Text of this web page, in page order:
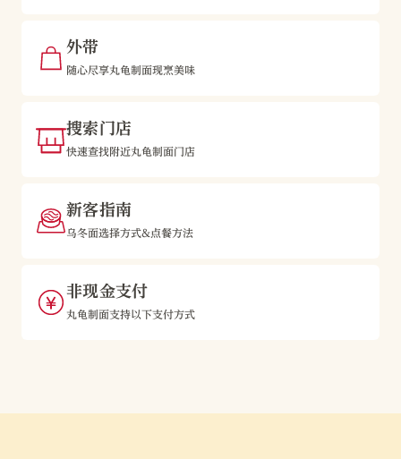
外带
随心尽享丸龟制面现烹美味
搜索门店
快速查找附近丸龟制面门店
新客指南
乌冬面选择方式&点餐方法
非现金支付
丸龟制面支持以下支付方式